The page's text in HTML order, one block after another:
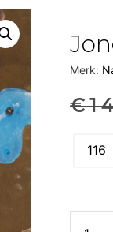
Merk:
€
116